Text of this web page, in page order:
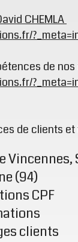
CHEMLA
de
de clients
(94)
CPF
clients